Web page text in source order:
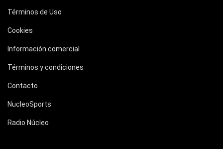
Términos de Uso
Cookies
Información comercial
Términos y condiciones
Contacto
NucleoSports
Radio Núcleo